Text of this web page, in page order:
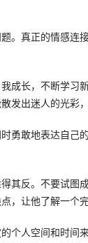
真正的情感连
长，不断学习
发出迷人的光彩，
勇敢地表达自己
其反。不要试图
，让他了解一个完
个人空间和时间